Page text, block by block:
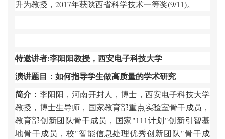
升为教授，2017年获陕西省科学技术一等奖(9/11)。
特邀讲者:李阳阳教授，西安电子科技大学
演讲题目：如何指导学生做高质量的学术研究
简介： 李阳阳，河南开封人，博士，西安电子科技大学
教授，博士生导师，国家教育部重点实验室骨干成员，
教育部创新团队骨干成员，国家"111计划"创新引智基
地骨干成员，校"智能信息处理优秀创新团队"骨干成